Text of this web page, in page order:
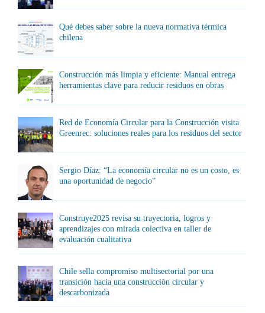
Qué debes saber sobre la nueva normativa térmica
chilena
Construcción más limpia y eficiente: Manual entrega
herramientas clave para reducir residuos en obras
Red de Economía Circular para la Construcción visita
Greenrec: soluciones reales para los residuos del sector
Sergio Díaz: “La economía circular no es un costo, es
una oportunidad de negocio”
Construye2025 revisa su trayectoria, logros y
aprendizajes con mirada colectiva en taller de
evaluación cualitativa
Chile sella compromiso multisectorial por una
transición hacia una construcción circular y
descarbonizada